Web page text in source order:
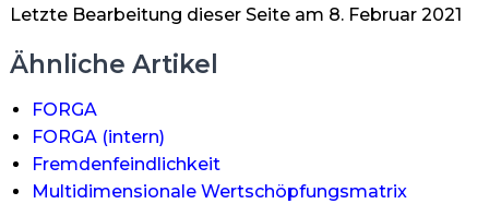
Letzte Bearbeitung dieser Seite am 8. Februar 2021
Ähnliche Artikel
FORGA
FORGA (intern)
Fremdenfeindlichkeit
Multidimensionale Wertschöpfungsmatrix